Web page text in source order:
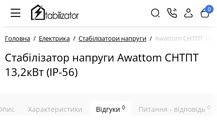
0
Головна Електрика Стабілізатори напруги Awattom СНТПТ
Стабілізатор напруги Awattom СНТПТ
13,2кВт (IP-56)
Характеристики Відгуки 0 Питання - відповідь 0